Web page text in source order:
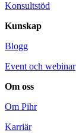
Konsultstöd
Kunskap
Blogg
Event och webinar
Om oss
Om Pihr
Karriär